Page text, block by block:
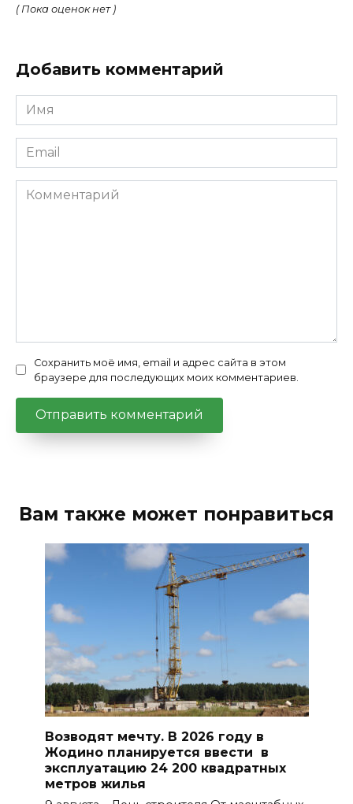
( Пока оценок нет )
Добавить комментарий
Имя
*
Email
*
Комментарий
Сохранить моё имя, email и адрес сайта в этом
браузере для последующих моих комментариев.
Вам также может понравиться
Возводят мечту. В 2026 году в
Жодино планируется ввести в
эксплуатацию 24 200 квадратных
метров жилья